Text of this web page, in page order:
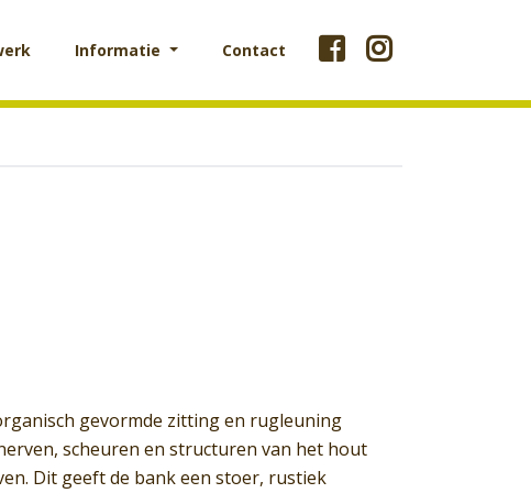
Informatie Contact
gevormde zitting en rugleuning
scheuren en structuren van het hout
Dit geeft de bank een stoer, rustiek